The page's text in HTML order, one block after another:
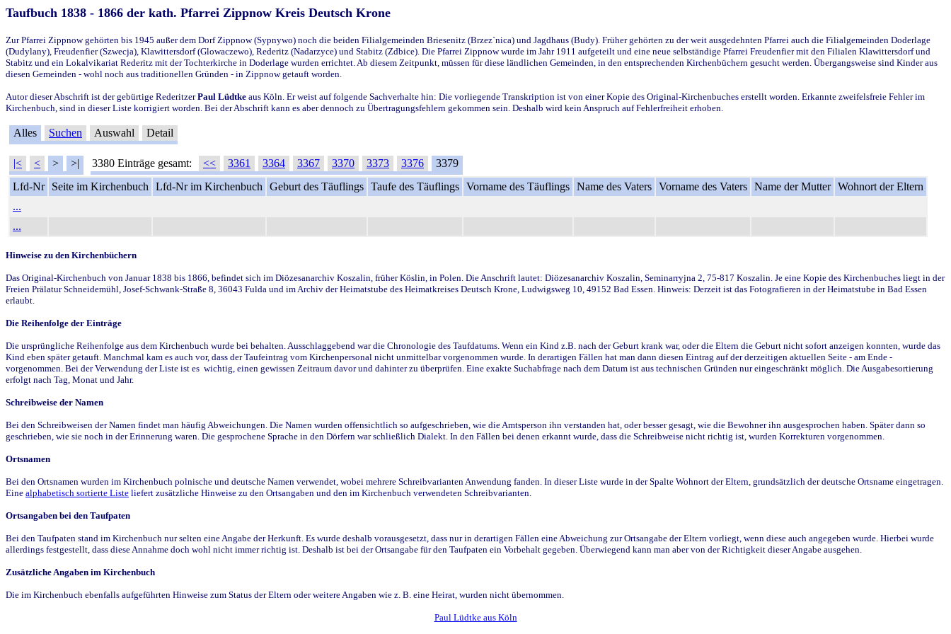
Taufbuch 1838 - 1866 der kath. Pfarrei Zippnow Kreis Deutsch Krone
Zur Pfarrei Zippnow gehörten bis 1945 außer dem Dorf Zippnow (Sypnywo) noch die beiden Filialgemeinden Briesenitz (Brzez`nica) und Jagdhaus (Budy). Früher gehörten zu der weit ausgedehnten Pfarrei auch die Filialgemeinden Doderlage
(Dudylany), Freudenfier (Szwecja), Klawittersdorf (Glowaczewo), Rederitz (Nadarzyce) und Stabitz (Zdbice). Die Pfarrei Zippnow wurde im Jahr 1911 aufgeteilt und eine neue selbständige Pfarrei Freudenfier mit den Filialen Klawittersdorf und
Stabitz und ein Lokalvikariat Rederitz mit der Tochterkirche in Doderlage wurden errichtet. Ab diesem Zeitpunkt, müssen für diese ländlichen Gemeinden, in den entsprechenden Kirchenbüchern gesucht werden. Übergangsweise sind Kinder aus
diesen Gemeinden - wohl noch aus traditionellen Gründen - in Zippnow getauft worden.
Autor dieser Abschrift ist der gebürtige RederitzerPaul Lüdtke aus Köln. Er weist auf folgende Sachverhalte hin: Die vorliegende Transkription ist von einer Kopie des Original-Kirchenbuches erstellt worden. Erkannte zweifelsfreie Fehler im
Kirchenbuch, sind in dieser Liste korrigiert worden. Bei der Abschrift kann es aber dennoch zu Übertragungsfehlern gekommen sein. Deshalb wird kein Anspruch auf Fehlerfreiheit erhoben.
Alles Suchen Auswahl Detail
|< < > >| 3380 Einträge gesamt: << 3361 3364 3367 3370 3373 3376
3379
Lfd-Nr
Seite im Kirchenbuch Lfd-Nr im Kirchenbuch Geburt des Täuflings Taufe des Täuflings Vorname des Täuflings Name des Vaters Vorname des Vaters Name der Mutter Wohnort der Eltern
...
...
Hinweise zu den Kirchenbüchern
Das Original-Kirchenbuch von Januar 1838 bis 1866, befindet sich im Diözesanarchiv Koszalin, früher Köslin, in Polen. Die Anschrift lautet: Diözesanarchiv Koszalin, Seminarryjna 2, 75-817 Koszalin. Je eine Kopie des Kirchenbuches liegt in der
Freien Prälatur Schneidemühl, Josef-Schwank-Straße 8, 36043 Fulda und im Archiv der Heimatstube des Heimatkreises Deutsch Krone, Ludwigsweg 10, 49152 Bad Essen. Hinweis: Derzeit ist das Fotografieren in der Heimatstube in Bad Essen
erlaubt.
Die Reihenfolge der Einträge
Die ursprüngliche Reihenfolge aus dem Kirchenbuch wurde bei behalten. Ausschlaggebend war die Chronologie des Taufdatums. Wenn ein Kind z.B. nach der Geburt krank war, oder die Eltern die Geburt nicht sofort anzeigen konnten, wurde das
Kind eben später getauft. Manchmal kam es auch vor, dass der Taufeintrag vom Kirchenpersonal nicht unmittelbar vorgenommen wurde. In derartigen Fällen hat man dann diesen Eintrag auf der derzeitigen aktuellen Seite - am Ende -
vorgenommen. Bei der Verwendung der Liste ist es wichtig, einen gewissen Zeitraum davor und dahinter zu überprüfen. Eine exakte Suchabfrage nach dem Datum ist aus technischen Gründen nur eingeschränkt möglich. Die Ausgabesortierung
erfolgt nach Tag, Monat und Jahr.
Schreibweise der Namen
Bei den Schreibweisen der Namen findet man häufig Abweichungen. Die Namen wurden offensichtlich so aufgeschrieben, wie die Amtsperson ihn verstanden hat, oder besser gesagt, wie die Bewohner ihn ausgesprochen haben. Später dann so
geschrieben, wie sie noch in der Erinnerung waren. Die gesprochene Sprache in den Dörfern war schließlich Dialekt. In den Fällen bei denen erkannt wurde, dass die Schreibweise nicht richtig ist, wurden Korrekturen vorgenommen.
Ortsnamen
Bei den Ortsnamen wurden im Kirchenbuch polnische und deutsche Namen verwendet, wobei mehrere Schreibvarianten Anwendung fanden. In dieser Liste wurde in der Spalte Wohnort der Eltern, grundsätzlich der deutsche Ortsname eingetragen.
Eine alphabetisch sortierte Liste liefert zusätzliche Hinweise zu den Ortsangaben und den im Kirchenbuch verwendeten Schreibvarianten.
Ortsangaben bei den Taufpaten
Bei den Taufpaten stand im Kirchenbuch nur selten eine Angabe der Herkunft. Es wurde deshalb vorausgesetzt, dass nur in derartigen Fällen eine Abweichung zur Ortsangabe der Eltern vorliegt, wenn diese auch angegeben wurde. Hierbei wurde
allerdings festgestellt, dass diese Annahme doch wohl nicht immer richtig ist. Deshalb ist bei der Ortsangabe für den Taufpaten ein Vorbehalt gegeben. Überwiegend kann man aber von der Richtigkeit dieser Angabe ausgehen.
Zusätzliche Angaben im Kirchenbuch
Die im Kirchenbuch ebenfalls aufgeführten Hinweise zum Status der Eltern oder weitere Angaben wie z. B. eine Heirat, wurden nicht übernommen.
Paul Lüdtke aus Köln